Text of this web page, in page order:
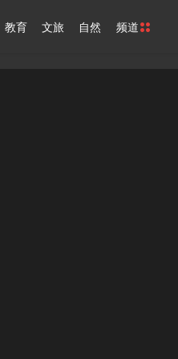
教育 文旅 自然 频道